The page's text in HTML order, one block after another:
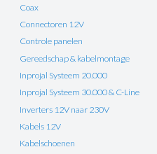
Coax
Connectoren 12V
Controle panelen
Gereedschap & kabelmontage
Inprojal Systeem 20.000
Inprojal Systeem 30.000 & C-Line
Inverters 12V naar 230V
Kabels 12V
Kabelschoenen